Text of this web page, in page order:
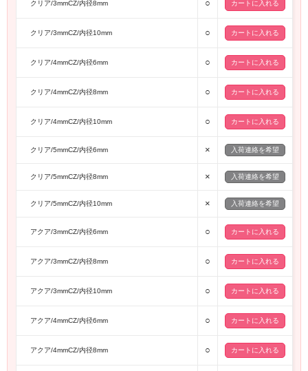
クリア/3mmCZ/内径8mm ○
クリア/3mmCZ/内径10mm ○
クリア/4mmCZ/内径6mm ○
クリア/4mmCZ/内径8mm ○
クリア/4mmCZ/内径10mm ○
クリア/5mmCZ/内径6mm × 入荷連絡を希望
クリア/5mmCZ/内径8mm × 入荷連絡を希望
クリア/5mmCZ/内径10mm × 入荷連絡を希望
アクア/3mmCZ/内径6mm ○
アクア/3mmCZ/内径8mm ○
アクア/3mmCZ/内径10mm ○
アクア/4mmCZ/内径6mm ○
アクア/4mmCZ/内径8mm ○